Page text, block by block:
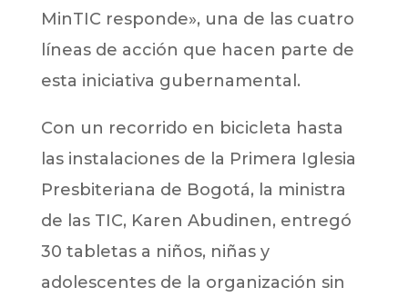
MinTIC responde», una de las cuatro
líneas de acción que hacen parte de
esta iniciativa gubernamental.
Con un recorrido en bicicleta hasta
las instalaciones de la Primera Iglesia
Presbiteriana de Bogotá, la ministra
de las TIC, Karen Abudinen, entregó
30 tabletas a niños, niñas y
adolescentes de la organización sin